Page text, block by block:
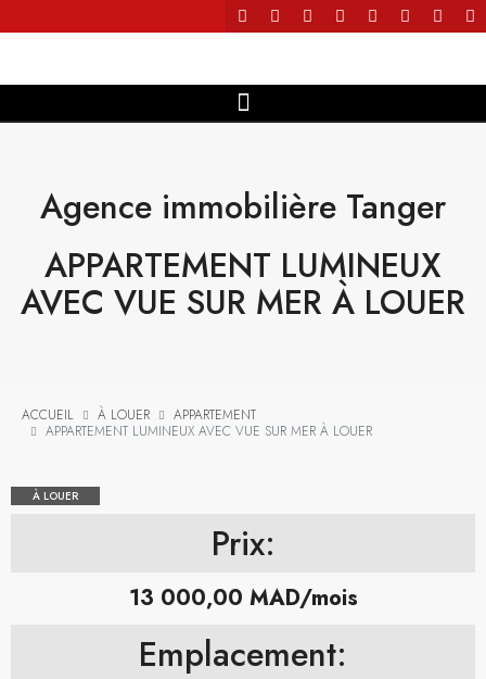
Agence immobilière Tanger
APPARTEMENT LUMINEUX
AVEC VUE SUR MER À LOUER
ACCUEIL À LOUER
APPARTEMENT
APPARTEMENT LUMINEUX AVEC VUE SUR MER À LOUER
À LOUER
Prix:
13 000,00 MAD/mois
Emplacement: